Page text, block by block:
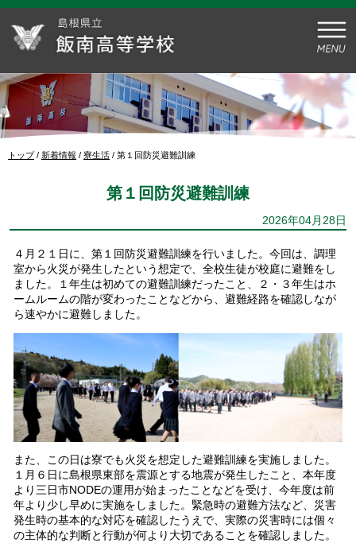
このページの本文へ
現
トップ/ 新着情報 / 寮生活 / 第１回防災避難訓練
第１回防災避難訓練
2026年04月28日
４月２１日に、第１回防災避難訓練を行いました。今回は、調理
室から火災が発生したという想定で、全校生徒が校庭に避難をし
ました。１年生は初めての避難訓練だったこと、２・３年生はホ
ームルームの階が変わったことなどから、避難経路を確認しなが
ら速やかに避難しました。
また、この日は寮でも火災を想定した避難訓練を実施しました。
１月６日に島根県東部を震源とする地震が発生したこと、本年度
より三日市NODEの運用が始まったことなどを受け、今年度は前
年より少し早めに実施をしました。緊急時の避難方法など、災害
発生時の基本的な対応を確認したうえで、実際の災害時には個々
の主体的な判断と行動が何より大切であることを確認しました。